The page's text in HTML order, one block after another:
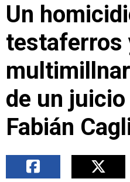
Un
testaferros
de un
Fabián